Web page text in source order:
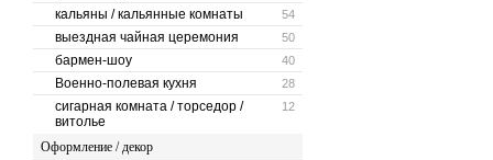
54
кальяны / кальянные комнаты
50
выездная чайная церемония
40
бармен-шоу
28
Военно-полевая кухня
12
сигарная комната / торседор /
витолье
Оформление / декор